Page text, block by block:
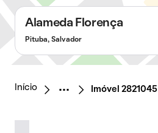
Alameda Florença
Pituba, Salvador
Início Imóvel 2821045